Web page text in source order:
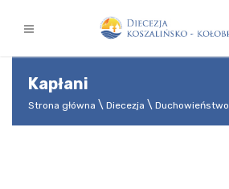
Kapłani
Strona główna Diecezja Duchowieństwo